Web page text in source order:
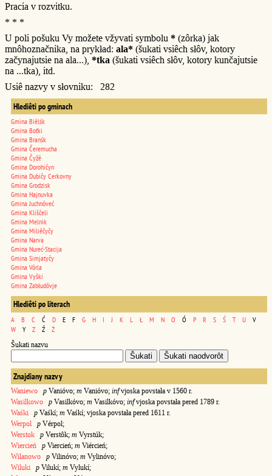
Pracia v rozvitku.
* * *
U poli pošuku Vy možete vžyvati symbolu * (zôrka) jak
mnôhoznačnika, na prykład: ala* (šukati vsiêch słôv, kotory
začynajutsie na ala...), *tka (šukati vsiêch słôv, kotory kunčajutsie
na ...tka), itd.
Usiê nazvy v słovniku: 282
Hlediêti po gminach
Gmina Biêlśk
Gmina Boťki
Gmina Branśk
Gmina Čeremucha
Gmina Čyžê
Gmina Dorohičyn
Gmina Dubičy Cerkovny
Gmina Grodzisk
Gmina Hajnuvka
Gmina Juchnôveć
Gmina Kliščeli
Gmina Melnik
Gmina Miliêčyčy
Gmina Narva
Gmina Nureć-Stacija
Gmina Simjatyčy
Gmina Vôrla
Gmina Vyški
Gmina Zabłudôvje
Hlediêti po literach
A B C Ć D E F G H I J K L Ł M N O Ó P R S Ś T U
V
W
Y Z Ź Ż
Šukati nazvu
Znajdiany nazvy
Waniewo p Vanióvo; m Vanióvo; infvjoska povstała v 1560 r.
Wasilkowo
p Vasilkóvo; m Vasilkóvo; infvjoska povstała pered 1789 r.
Waśki
p Vaśkí; m Vaśkí; vjoska povstała pered 1611 r.
Werpol
p Vérpol;
Werstok
p Verstôk; m Vyrstúk;
Wiercień
p Viercień; m Viércień;
Wilanowo
p Vilinóvo; m Vylinóvo;
Wiluki
p Vilukí; m Vylukí;